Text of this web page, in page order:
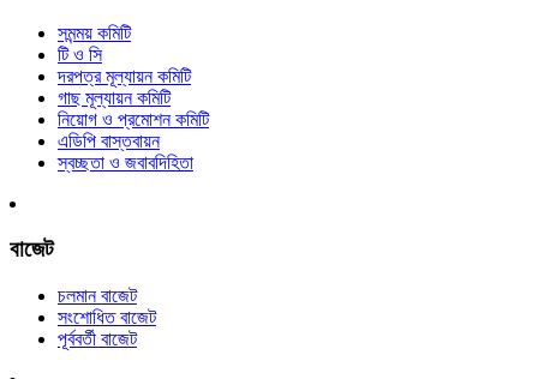
সমন্ময় কমিটি
টি ও সি
দরপত্র মূল্যায়ন কমিটি
গাছ মূল্যায়ন কমিটি
নিয়োগ ও প্রমোশন কমিটি
এডিপি বাস্তবায়ন
স্বচ্ছতা ও জবাবদিহিতা
বাজেট
চলমান বাজেট
সংশোধিত বাজেট
পূর্ববর্তী বাজেট